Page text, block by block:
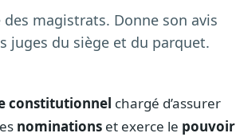
magistrats. Donne son avis
juges du siège et du parquet.
constitutionnel chargé d’assurer
nominations et exerce le pouvoir